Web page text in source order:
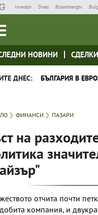
Investor Dnes Bloombergtv
НОВИНИ СДЕЛКИ
ДНЕС: БЪЛГАРИЯ В
ФИНАНСИ ПАЗАРИ
на
отчита почти
компания, и